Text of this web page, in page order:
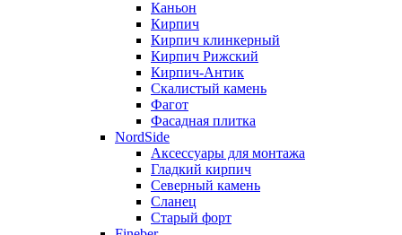
Каньон
Кирпич
Кирпич клинкерный
Кирпич Рижский
Кирпич-Антик
Скалистый камень
Фагот
Фасадная плитка
NordSide
Аксессуары для монтажа
Гладкий кирпич
Северный камень
Сланец
Старый форт